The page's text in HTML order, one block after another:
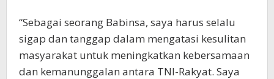
“Sebagai seorang Babinsa, saya harus selalu
sigap dan tanggap dalam mengatasi kesulitan
masyarakat untuk meningkatkan kebersamaan
dan kemanunggalan antara TNI-Rakyat. Saya